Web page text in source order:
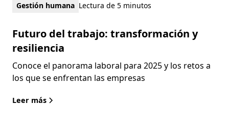
Gestión humana Lectura de 5 minutos
Futuro del trabajo: transformación y
resiliencia
Conoce el panorama laboral para 2025 y los retos a
los que se enfrentan las empresas
Leer más